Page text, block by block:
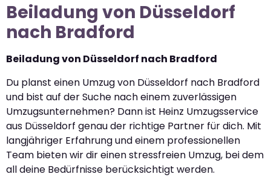
Beiladung von Düsseldorf
nach Bradford
Beiladung von Düsseldorf nach Bradford
Du planst einen Umzug von Düsseldorf nach Bradford
und bist auf der Suche nach einem zuverlässigen
Umzugsunternehmen? Dann ist Heinz Umzugsservice
aus Düsseldorf genau der richtige Partner für dich. Mit
langjähriger Erfahrung und einem professionellen
Team bieten wir dir einen stressfreien Umzug, bei dem
all deine Bedürfnisse berücksichtigt werden.